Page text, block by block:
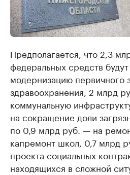
Предполагается, что 2,3
федеральных средств
модернизацию первичного
здравоохранения, 2 млрд
коммунальную
на сокращение доли
по 0,9 млрд руб. — на
капремонт школ, 0,7 млрд
проекта социальных
находящихся в сложной